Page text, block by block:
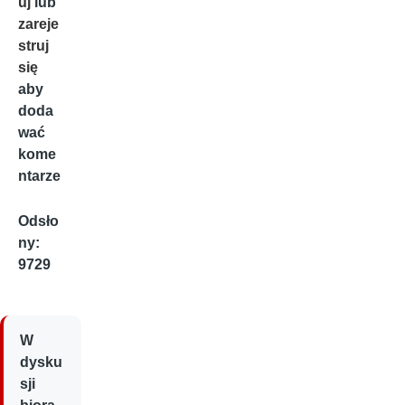
zareje
struj
się
aby
doda
wać
kome
ntarze
Odsło
ny:
9729
W
dysku
sji